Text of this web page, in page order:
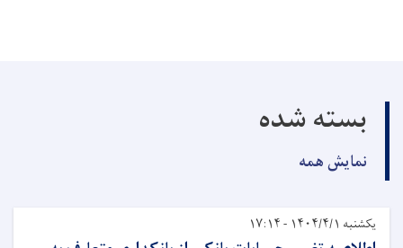
بسته شده
نمایش همه
یکشنبه ۱۴۰۴/۴/۱ - ۱۷:۱۴